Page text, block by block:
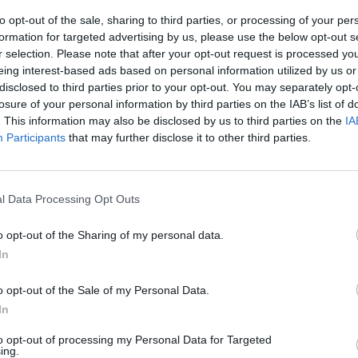
opt-out of the sale, sharing to third parties, or processing of your
for targeted advertising by us, please use the below opt-out
selection. Please note that after your opt-out request is processed
interest-based ads based on personal information utilized by us
to third parties prior to your opt-out. You may separately
of your personal information by third parties on the IAB’s list of
This information may also be disclosed by us to third parties on the
Participants that may further disclose it to other third parties.
Data Processing Opt Outs
opt-out of the Sharing of my personal data.
opt-out of the Sale of my Personal Data.
opt-out of processing my Personal Data for Targeted
antiga Escola Básica de Deocriste
para criação de creche para 42
crianças
O executivo municipal de Viana do Castelo aprovou
hoje, por unanimidade, o contrato de comodato e o
protocolo de colaboração que vão permitir a
criação de...
ATUALIDADE 4 anos atrás
elevação de Barroselas a vila
empresas
Castelo, Luís Nobre, marcou presença na sessão